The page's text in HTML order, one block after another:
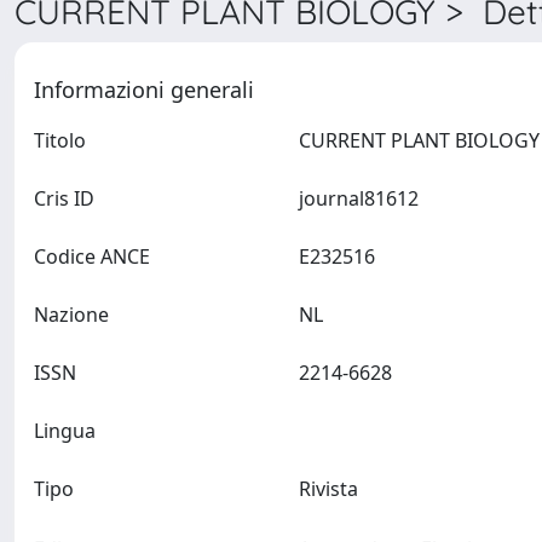
CURRENT PLANT BIOLOGY >
Informazioni generali
Titolo
Cris ID
Codice ANCE
Nazione
ISSN
Lingua
Tipo Rivista